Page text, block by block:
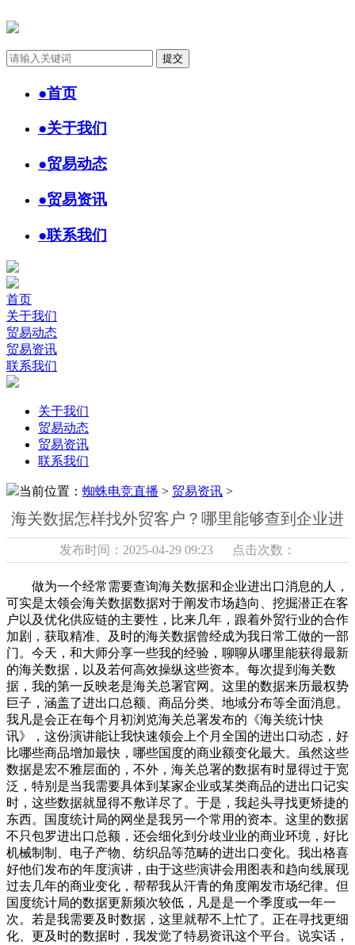
●首页
●关于我们
●贸易动态
●贸易资讯
●联系我们
首页
关于我们
贸易动态
贸易资讯
联系我们
关于我们
贸易动态
贸易资讯
联系我们
当前位置： 蜘蛛电竞直播 > 贸易资讯 >
海关数据怎样找外贸客户？哪里能够查到企业进
发布时间：2025-04-29 09:23 点击次数：
做为一个经常需要查询海关数据和企业进出口消息的人，
可实是太领会海关数据数据对于阐发市场趋向、挖掘潜正在客
户以及优化供应链的主要性，比来几年，跟着外贸行业的合作
加剧，获取精准、及时的海关数据曾经成为我日常工做的一部
门。今天，和大师分享一些我的经验，聊聊从哪里能获得最新
的海关数据，以及若何高效操纵这些资本。每次提到海关数
据，我的第一反映老是海关总署官网。这里的数据来历最权势
巨子，涵盖了进出口总额、商品分类、地域分布等全面消息。
我凡是会正在每个月初浏览海关总署发布的《海关统计快
讯》，这份演讲能让我快速领会上个月全国的进出口动态，好
比哪些商品增加最快，哪些国度的商业额变化最大。虽然这些
数据是宏不雅层面的，不外，海关总署的数据有时显得过于宽
泛，特别是当我需要具体到某家企业或某类商品的进出口记实
时，这些数据就显得不敷详尽了。于是，我起头寻找更矫捷的
东西。国度统计局的网坐是我另一个常用的资本。这里的数据
不只包罗进出口总额，还会细化到分歧业业的商业环境，好比
机械制制、电子产物、纺织品等范畴的进出口变化。我出格喜
好他们发布的年度演讲，由于这些演讲会用图表和趋向线展现
过去几年的商业变化，帮帮我从汗青的角度阐发市场纪律。但
国度统计局的数据更新频次较低，凡是是一个季度或一年一
次。若是我需要及时数据，这里就帮不上忙了。正在寻找更细
化、更及时的数据时，我发觉了特易资讯这个平台。说实话，